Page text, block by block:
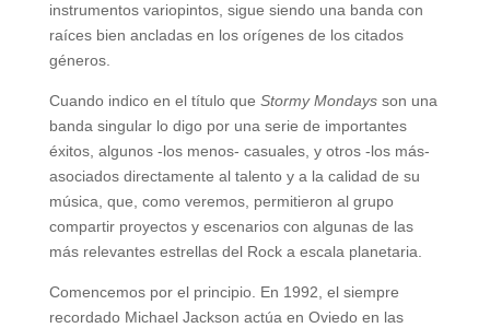
instrumentos variopintos, sigue siendo una banda con
raíces bien ancladas en los orígenes de los citados
géneros.
Cuando indico en el título que Stormy Mondaysson una
banda singular lo digo por una serie de importantes
éxitos, algunos -los menos- casuales, y otros -los más-
asociados directamente al talento y a la calidad de su
música, que, como veremos, permitieron al grupo
compartir proyectos y escenarios con algunas de las
más relevantes estrellas del Rock a escala planetaria.
Comencemos por el principio. En 1992, el siempre
recordado Michael Jackson actúa en Oviedo en las